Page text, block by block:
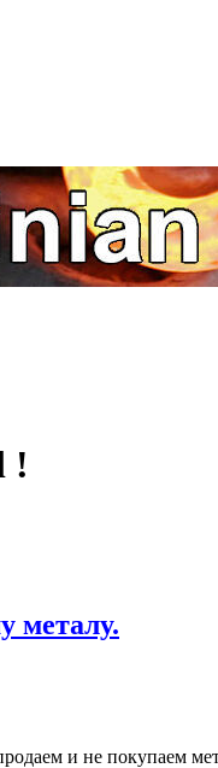
!
металу.
и не покупаем